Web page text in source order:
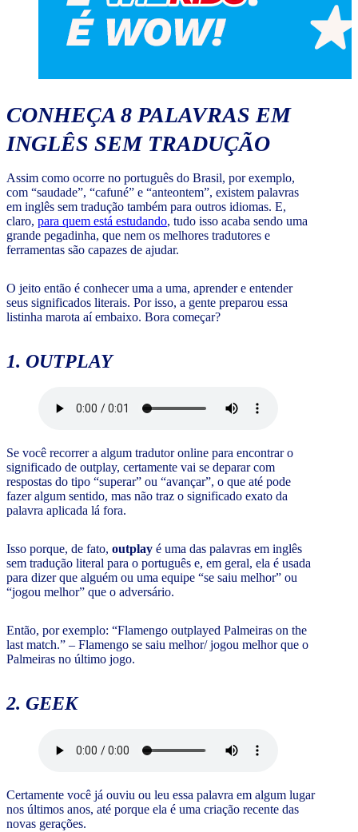
CONHEÇA 8 PALAVRAS EM
INGLÊS SEM TRADUÇÃO
Assim como ocorre no português do Brasil, por exemplo,
com “saudade”, “cafuné” e “anteontem”, existem palavras
em inglês sem tradução também para outros idiomas. E,
claro, para quem está estudando, tudo isso acaba sendo uma
grande pegadinha, que nem os melhores tradutores e
ferramentas são capazes de ajudar.
O jeito então é conhecer uma a uma, aprender e entender
seus significados literais. Por isso, a gente preparou essa
listinha marota aí embaixo. Bora começar?
1. OUTPLAY
Se você recorrer a algum tradutor online para encontrar o
significado de outplay, certamente vai se deparar com
respostas do tipo “superar” ou “avançar”, o que até pode
fazer algum sentido, mas não traz o significado exato da
palavra aplicada lá fora.
Isso porque, de fato, outplay é uma das palavras em inglês
sem tradução literal para o português e, em geral, ela é usada
para dizer que alguém ou uma equipe “se saiu melhor” ou
“jogou melhor” que o adversário.
Então, por exemplo: “Flamengo outplayed Palmeiras on the
last match.” – Flamengo se saiu melhor/ jogou melhor que o
Palmeiras no último jogo.
2. GEEK
Certamente você já ouviu ou leu essa palavra em algum lugar
nos últimos anos, até porque ela é uma criação recente das
novas gerações.